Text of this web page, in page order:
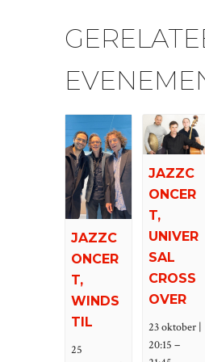
JAZZC
ONCER
T,
WINDS
TIL
25
JAZZC
ONCER
T,
UNIVER
SAL
CROSS
OVER
23 oktober |
20:15 –